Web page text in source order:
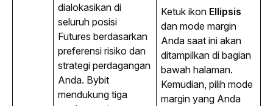
dialokasikan di
seluruh posisi
Futures berdasarkan
preferensi risiko dan
strategi perdagangan
Anda. Bybit
mendukung tiga
Ketuk ikon Ellipsis
dan mode margin
Anda saat ini akan
ditampilkan di bagian
bawah halaman.
Kemudian, pilih mode
margin yang Anda